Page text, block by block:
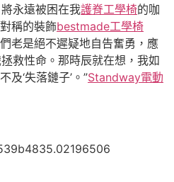
永遠被困在我護脊工學椅的咖
稱的裝飾bestmade工學椅
老是絕不遲疑地自告奮勇，應
救性命。那時辰就在想，我如
及‘失落鏈子’。”Standway電動